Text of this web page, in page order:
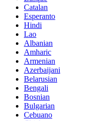
Catalan
Esperanto
Hindi
Lao
Albanian
Amharic
Armenian
Azerbaijani
Belarusian
Bengali
Bosnian
Bulgarian
Cebuano